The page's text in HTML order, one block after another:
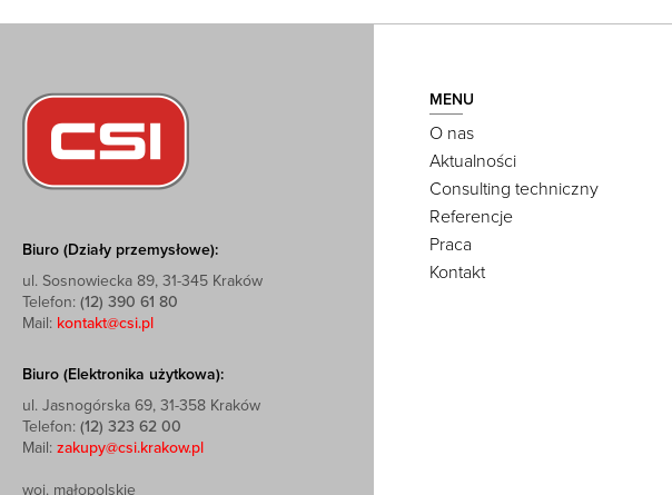
Biuro (Działy przemysłowe):
ul. Sosnowiecka 89, 31-345 Kraków
Telefon: (12) 390 61 80
Mail: kontakt@csi.pl
Biuro (Elektronika użytkowa):
ul. Jasnogórska 69, 31-358 Kraków
Telefon: (12) 323 62 00
Mail: zakupy@csi.krakow.pl
woj. małopolskie
MENU
O nas
Aktualności
Consulting techniczny
Referencje
Praca
Kontakt